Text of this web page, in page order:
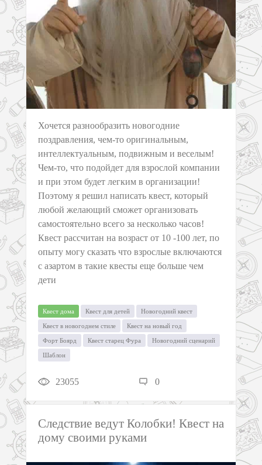
Хочется разнообразить новогодние
поздравления, чем-то оригинальным,
интеллектуальным, подвижным и веселым!
Чем-то, что подойдет для взрослой компании
и при этом будет легким в организации!
Поэтому я решил написать квест, который
любой желающий сможет организовать
самостоятельно всего за несколько часов!
Квест рассчитан на возраст от 10 -100 лет, по
опыту могу сказать что взрослые включаются
с азартом в такие квесты еще больше чем
дети
Квест дома Квест для детей Новогодний квест
Квест в новогоднем стиле Квест на новый год
Форт Боярд Квест старец Фура Новогодний сценарий
Шаблон
23055 0
Следствие ведут Колобки! Квест на
дому своими руками